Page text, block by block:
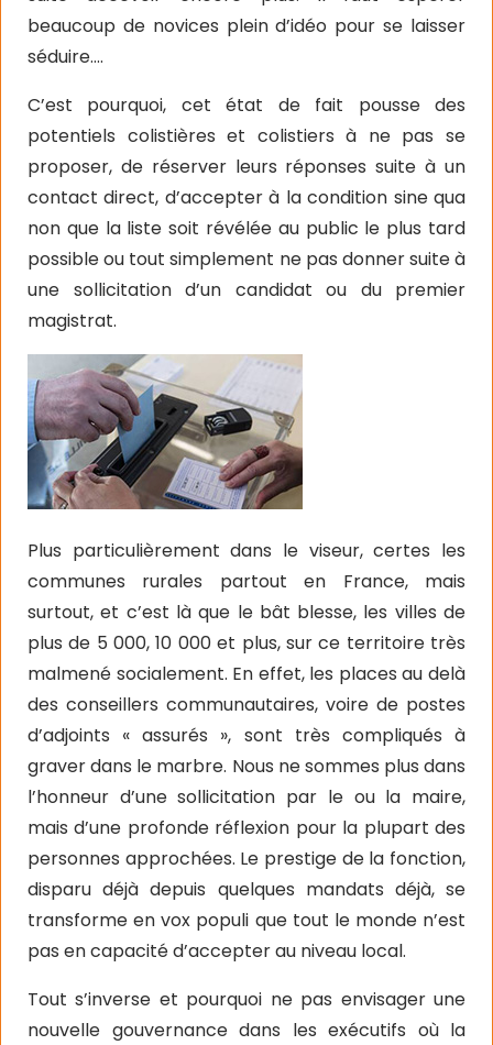
beaucoup de novices plein d’idéo pour se laisser
séduire….
C’est pourquoi, cet état de fait pousse des
potentiels colistières et colistiers à ne pas se
proposer, de réserver leurs réponses suite à un
contact direct, d’accepter à la condition sine qua
non que la liste soit révélée au public le plus tard
possible ou tout simplement ne pas donner suite à
une sollicitation d’un candidat ou du premier
magistrat.
Plus particulièrement dans le viseur, certes les
communes rurales partout en France, mais
surtout, et c’est là que le bât blesse, les villes de
plus de 5 000, 10 000 et plus, sur ce territoire très
malmené socialement. En effet, les places au delà
des conseillers communautaires, voire de postes
d’adjoints « assurés », sont très compliqués à
graver dans le marbre. Nous ne sommes plus dans
l’honneur d’une sollicitation par le ou la maire,
mais d’une profonde réflexion pour la plupart des
personnes approchées. Le prestige de la fonction,
disparu déjà depuis quelques mandats déjà, se
transforme en vox populi que tout le monde n’est
pas en capacité d’accepter au niveau local.
Tout s’inverse et pourquoi ne pas envisager une
nouvelle gouvernance dans les exécutifs où la